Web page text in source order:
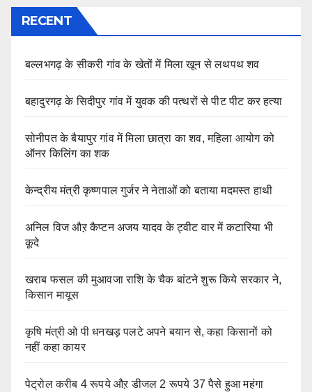
RECENT
बल्लभगढ़ के सीकरी गांव के खेतों में मिला खून से लथपथ शव
बहादुरगढ़ के सिदीपुर गांव में युवक की पत्थरों से पीट पीट कर हत्या
सोनीपत के बैयापुर गांव में मिला छात्रा का शव, महिला आयोग को
ऑनर किलिंग का शक
केन्द्रीय मंत्री कृष्णपाल गुर्जर ने नेताओं को बताया मदमस्त हाथी
अनिल विज औऱ कैप्टन अजय यादव के ट्वीट वार में कटारिया भी
कूदे
खराब फसल की मुआवजा राशि के चैक बांटने शुरू किये सरकार ने,
किसान मायूस
कृषि मंत्री ओ पी धनखड़ पलटे अपने बयान से, कहा किसानों को
नहीं कहा कायर
पेट्रोल करीब 4 रूपये औऱ डीजल 2 रूपये 37 पैसे हुआ महंगा